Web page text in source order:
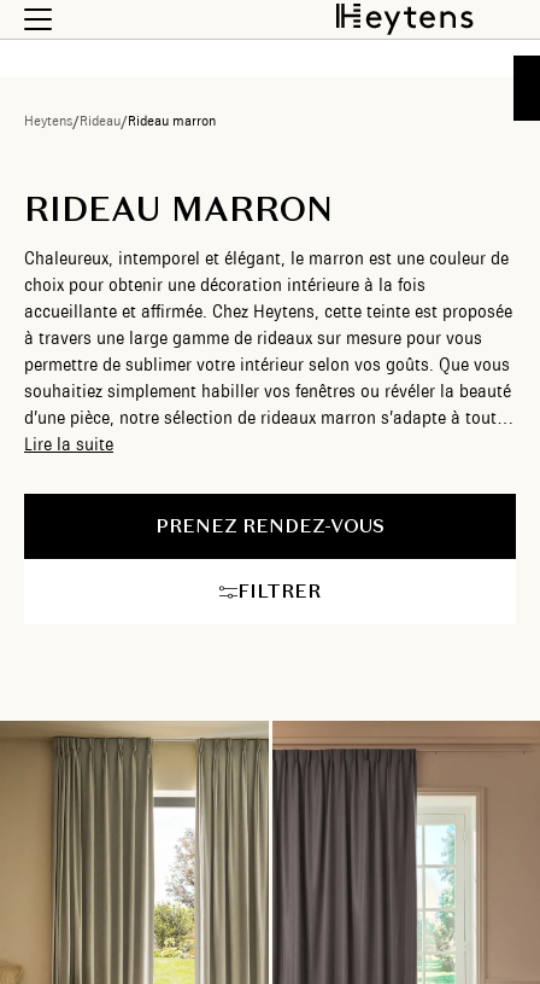
Heytens/Rideau/Rideau marron
RIDEAU MARRON
Chaleureux, intemporel et élégant, le marron est une couleur de
choix pour obtenir une décoration intérieure à la fois
accueillante et affirmée. Chez Heytens, cette teinte est proposée
à travers une large gamme de rideaux sur mesure pour vous
permettre de sublimer votre intérieur selon vos goûts. Que vous
souhaitiez simplement habiller vos fenêtres ou révéler la beauté
d’une pièce, notre sélection de rideaux marron s’adapte à toutes
les envies. Faites alors votre choix pour créer un décor unique.
Lire la suite
PRENEZ RENDEZ-VOUS
FILTRER